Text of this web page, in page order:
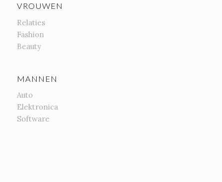
VROUWEN
Relaties
Fashion
Beauty
MANNEN
Auto
Elektronica
Software